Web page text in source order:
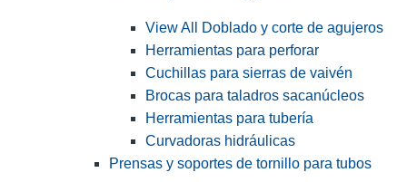
View All Doblado y corte de agujeros
Herramientas para perforar
Cuchillas para sierras de vaivén
Brocas para taladros sacanúcleos
Herramientas para tubería
Curvadoras hidráulicas
Prensas y soportes de tornillo para tubos